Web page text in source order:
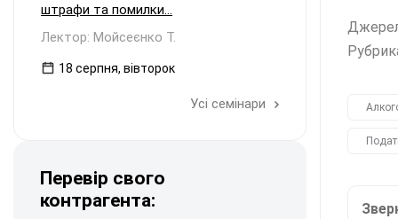
штрафи та помилки...
Лектор: Мойсеєнко Т.
18 серпня, вівторок
Усі семінари
Перевір свого
контрагента: